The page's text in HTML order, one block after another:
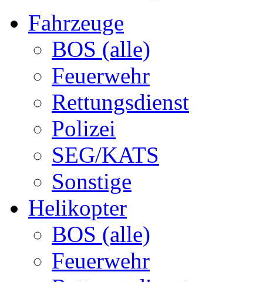
Fahrzeuge
BOS (alle)
Feuerwehr
Rettungsdienst
Polizei
SEG/KATS
Sonstige
Helikopter
BOS (alle)
Feuerwehr